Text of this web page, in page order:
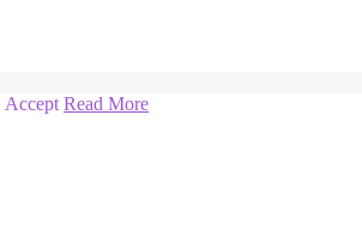
Accept Read More